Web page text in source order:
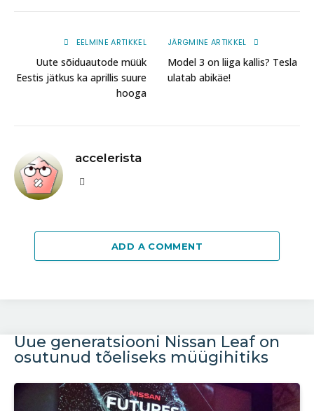
EELMINE ARTIKKEL
Uute sõiduautode müük
Eestis jätkus ka aprillis suure
hooga
JÄRGMINE ARTIKKEL
Model 3 on liiga kallis? Tesla
ulatab abikäe!
accelerista
ADD A COMMENT
Uue generatsiooni Nissan Leaf on
osutunud tõeliseks müügihitiks